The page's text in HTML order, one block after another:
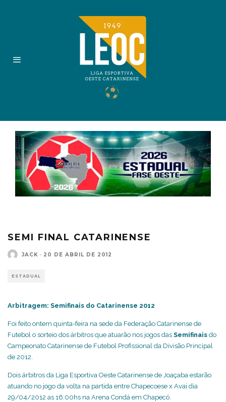
SEMI FINAL CATARINENSE
JACK · 20 DE ABRIL DE 2012
ESTADUAL
Arbitragem: Semifinais do Catarinense 2012
Foi feito ontem quinta-feira na sede da Federação Catarinense de
Futebol o sorteio dos árbitros que atuarão nos jogos das Semifinais do
Campeonato Catarinense de Futebol Profissional da Divisão Principal
de 2012.
Dois árbitros da Liga Esportiva Oeste Catarinense de Joaçaba estarão
atuando no jogo da volta na partida entre Chapecoese x Avai dia
29/04/2012 as 16:00hs na Arena Condá em Chapecó.